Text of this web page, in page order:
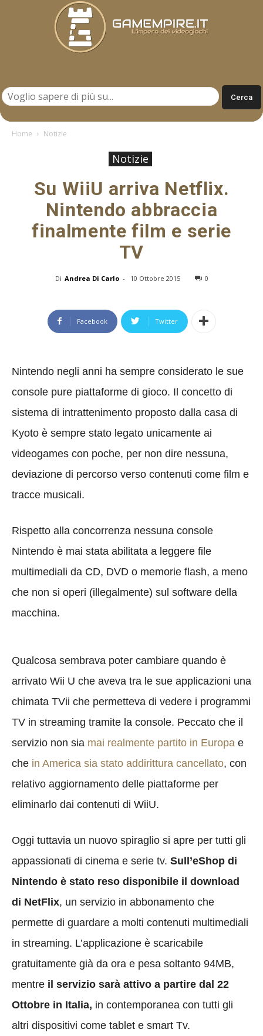
Home Notizie
Notizie
Su WiiU arriva Netflix.
Nintendo abbraccia
finalmente film e serie
TV
Di Andrea Di Carlo - 10 Ottobre 2015 0
Facebook Twitter
Nintendo negli anni ha sempre considerato le sue
console pure piattaforme di gioco. Il concetto di
sistema di intrattenimento proposto dalla casa di
Kyoto è sempre stato legato unicamente ai
videogames con poche, per non dire nessuna,
deviazione di percorso verso contenuti come film e
tracce musicali.
Rispetto alla concorrenza nessuna console
Nintendo è mai stata abilitata a leggere file
multimediali da CD, DVD o memorie flash, a meno
che non si operi (illegalmente) sul software della
macchina.
Qualcosa sembrava poter cambiare quando è
arrivato Wii U che aveva tra le sue applicazioni una
chimata TVii che permetteva di vedere i programmi
TV in streaming tramite la console. Peccato che il
servizio non sia mai realmente partito in Europa e
che in America sia stato addirittura cancellato, con
relativo aggiornamento delle piattaforme per
eliminarlo dai contenuti di WiiU.
Oggi tuttavia un nuovo spiraglio si apre per tutti gli
appassionati di cinema e serie tv. Sull’eShop di
Nintendo è stato reso disponibile il download
di NetFlix, un servizio in abbonamento che
permette di guardare a molti contenuti multimediali
in streaming. L’applicazione è scaricabile
gratuitamente già da ora e pesa soltanto 94MB,
mentre il servizio sarà attivo a partire dal 22
Ottobre in Italia, in contemporanea con tutti gli
altri dispositivi come tablet e smart Tv.